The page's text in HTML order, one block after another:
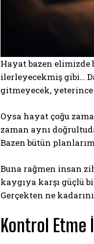
Hayat bazen elimizde
ilerleyecekmiş gibi…
gitmeyecek,
Oysa hayat çoğu
zaman aynı
Bazen bütün
Buna rağmen insan
kaygıya karşı güçlü
Gerçekten ne
Kontrol Etme